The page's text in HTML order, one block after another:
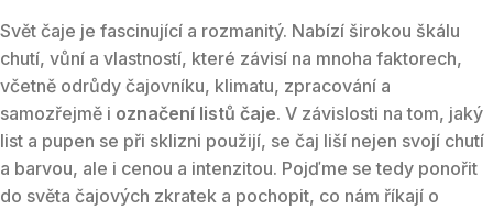
Svět čaje je fascinující a rozmanitý. Nabízí širokou škálu
chutí, vůní a vlastností, které závisí na mnoha faktorech,
včetně odrůdy čajovníku, klimatu, zpracování a
samozřejmě i označení listů čaje. V závislosti na tom, jaký
list a pupen se při sklizni použijí, se čaj liší nejen svojí chutí
a barvou, ale i cenou a intenzitou. Pojďme se tedy ponořit
do světa čajových zkratek a pochopit, co nám říkají o